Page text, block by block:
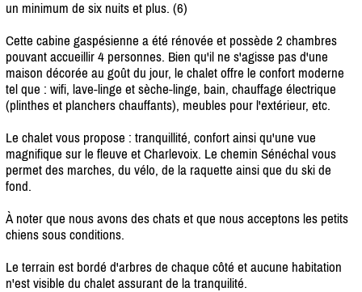
un minimum de six nuits et plus. (6)
Cette cabine gaspésienne a été rénovée et possède 2 chambres
pouvant accueillir 4 personnes. Bien qu'il ne s'agisse pas d'une
maison décorée au goût du jour, le chalet offre le confort moderne
tel que : wifi, lave-linge et sèche-linge, bain, chauffage électrique
(plinthes et planchers chauffants), meubles pour l'extérieur, etc.
Le chalet vous propose : tranquillité, confort ainsi qu'une vue
magnifique sur le fleuve et Charlevoix. Le chemin Sénéchal vous
permet des marches, du vélo, de la raquette ainsi que du ski de
fond.
À noter que nous avons des chats et que nous acceptons les petits
chiens sous conditions.
Le terrain est bordé d'arbres de chaque côté et aucune habitation
n'est visible du chalet assurant de la tranquilité.